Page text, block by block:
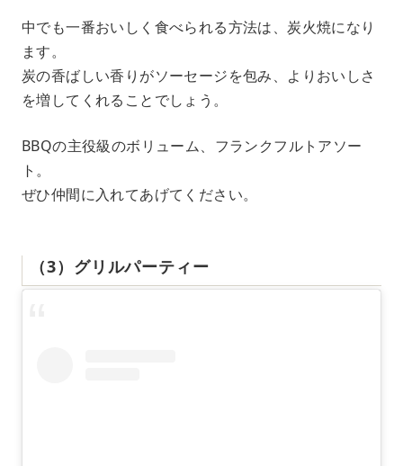
中でも一番おいしく食べられる方法は、炭火焼になり
ます。
炭の香ばしい香りがソーセージを包み、よりおいしさ
を増してくれることでしょう。
BBQの主役級のボリューム、フランクフルトアソー
ト。
ぜひ仲間に入れてあげてください。
（3）グリルパーティー